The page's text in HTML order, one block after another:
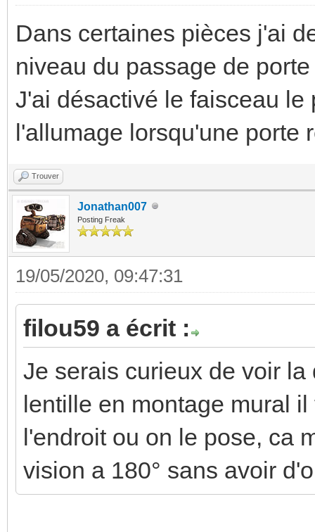
Dans certaines pièces j'ai
niveau du passage de
J'ai désactivé le faisceau
l'allumage lorsqu'une porte
Trouver
Jonathan007
Posting Freak
19/05/2020, 09:47:31
filou59 a écrit :
Je serais curieux de voir
lentille en montage mural
l'endroit ou on le pose, ca
vision a 180° sans avoir